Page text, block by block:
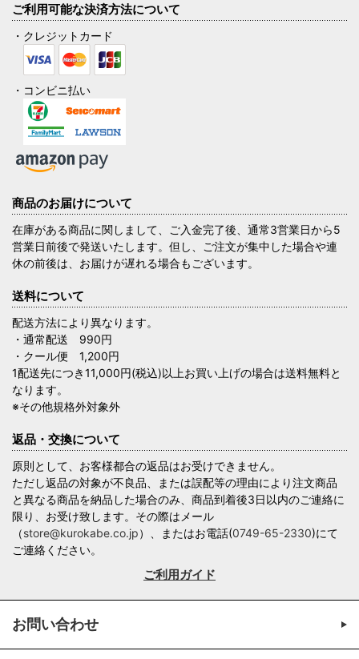
ご利用可能な決済方法について
・クレジットカード
・コンビニ払い
商品のお届けについて
在庫がある商品に関しまして、ご入金完了後、通常3営業日から5
営業日前後で発送いたします。但し、ご注文が集中した場合や連
休の前後は、お届けが遅れる場合もございます。
送料について
配送方法により異なります。
・通常配送 990円
・クール便 1,200円
1配送先につき11,000円(税込)以上お買い上げの場合は送料無料と
なります。
※その他規格外対象外
返品・交換について
原則として、お客様都合の返品はお受けできません。
ただし返品の対象が不良品、または誤配等の理由により注文商品
と異なる商品を納品した場合のみ、商品到着後3日以内のご連絡に
限り、お受け致します。その際はメール
（store@kurokabe.co.jp）、またはお電話(0749-65-2330)にて
ご連絡ください。
ご利用ガイド
お問い合わせ